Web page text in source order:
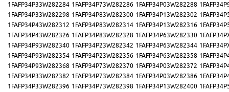
1FAFP34P33W282284 1FAFP34P73W282286 1FAFP34P03W282288
1FAFP34P33W282298 1FAFP34P83W282300 1FAFP34P13W282302
1FAFP34P43W282312 1FAFP34P83W282314 1FAFP34P13W282316
1FAFP34P43W282326 1FAFP34P83W282328 1FAFP34P63W282330
1FAFP34P93W282340 1FAFP34P23W282342 1FAFP34P63W282344
1FAFP34P93W282354 1FAFP34P23W282356 1FAFP34P63W282358
1FAFP34P93W282368 1FAFP34P73W282370 1FAFP34P03W282372
1FAFP34P33W282382 1FAFP34P73W282384 1FAFP34P03W282386
1FAFP34P33W282396 1FAFP34P73W282398 1FAFP34P13W282400